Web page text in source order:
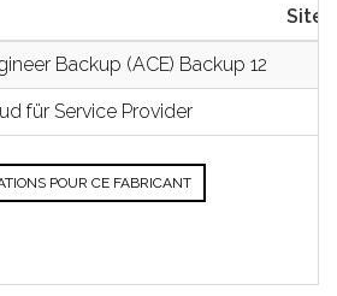
Site
Backup (ACE) Backup 12
für Service Provider
POUR CE FABRICANT